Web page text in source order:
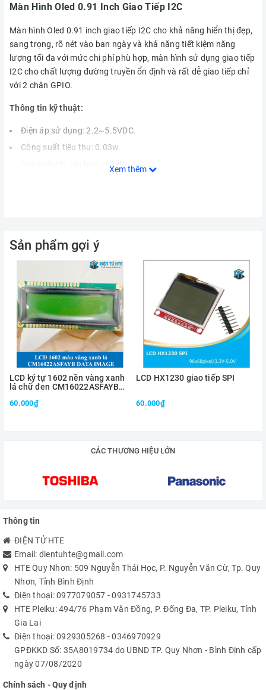
Màn Hình Oled 0.91 Inch Giao Tiếp I2C
Màn hình Oled 0.91 inch giao tiếp I2C cho khả năng hiển thị đẹp,
sang trọng, rõ nét vào ban ngày và khả năng tiết kiệm năng
lượng tối đa với mức chi phí phù hợp, màn hình sử dụng giao tiếp
I2C cho chất lượng đường truyền ổn định và rất dễ giao tiếp chỉ
với 2 chân GPIO.
Thông tin kỹ thuật:
Điện áp sử dụng: 2.2~5.5VDC.
Công suất tiêu thụ: 0.03w
Góc hiển thị: lớn hơn 160 độ
Driver: SSD1306
2.2~5.5VDC
GND 0VDC
SCL xung Clock
SDA dữ liệu vào Data in
Xem thêm
Sản phẩm gợi ý
LCD ký tự 1602 nền vàng xanh
lá chữ đen CM16022ASFAYB
60.000₫
LCD HX1230 giao tiếp SPI
60.000₫
CÁC THƯƠNG HIỆU LỚN
Thông tin
ĐIỆN TỬ HTE
Email: dientuhte@gmail.com
HTE Quy Nhơn: 509 Nguyễn Thái Học, P. Nguyễn Văn Cừ, Tp. Quy
Nhơn, Tỉnh Bình Định
Điện thoại:0977079057 -0931745733
HTE Pleiku: 494/76 Phạm Văn Đồng, P. Đống Đa, TP. Pleiku, Tỉnh
Gia Lai
Điện thoại:0929305268 -0346970929
GPĐKKD Số: 35A8019734 do UBND TP. Quy Nhơn - Bình Định cấp
ngày 07/08/2020
Chính sách - Quy định